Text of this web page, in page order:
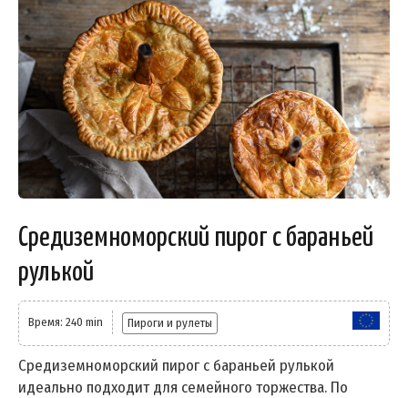
Средиземноморский пирог с бараньей
рулькой
Время: 240 min Пироги и рулеты
Средиземноморский пирог с бараньей рулькой
идеально подходит для семейного торжества. По